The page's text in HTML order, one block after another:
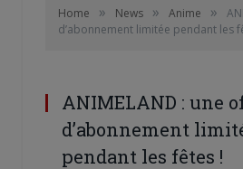
Home » News » Anime »
d’abonnement limitée pendant les
ANIMELAND : une
d’abonnement
pendant les fêtes !